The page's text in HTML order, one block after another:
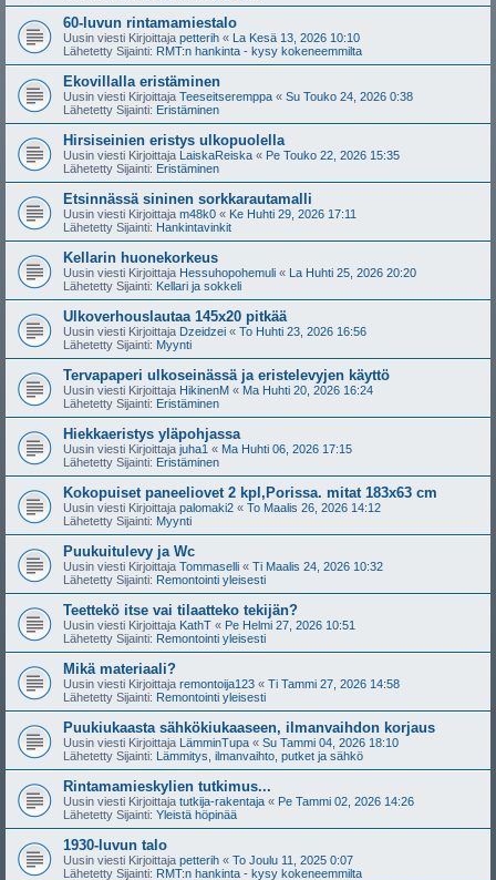
60-luvun rintamamiestalo
Uusin viesti Kirjoittaja petterih « La Kesä 13, 2026 10:10
Lähetetty Sijainti: RMT:n hankinta - kysy kokeneemmilta
Ekovillalla eristäminen
Uusin viesti Kirjoittaja Teeseitseremppa « Su Touko 24, 2026 0:38
Lähetetty Sijainti: Eristäminen
Hirsiseinien eristys ulkopuolella
Uusin viesti Kirjoittaja LaiskaReiska « Pe Touko 22, 2026 15:35
Lähetetty Sijainti: Eristäminen
Etsinnässä sininen sorkkarautamalli
Uusin viesti Kirjoittaja m48k0 « Ke Huhti 29, 2026 17:11
Lähetetty Sijainti: Hankintavinkit
Kellarin huonekorkeus
Uusin viesti Kirjoittaja Hessuhopohemuli « La Huhti 25, 2026 20:20
Lähetetty Sijainti: Kellari ja sokkeli
Ulkoverhouslautaa 145x20 pitkää
Uusin viesti Kirjoittaja Dzeidzei « To Huhti 23, 2026 16:56
Lähetetty Sijainti: Myynti
Tervapaperi ulkoseinässä ja eristelevyjen käyttö
Uusin viesti Kirjoittaja HikinenM « Ma Huhti 20, 2026 16:24
Lähetetty Sijainti: Eristäminen
Hiekkaeristys yläpohjassa
Uusin viesti Kirjoittaja juha1 « Ma Huhti 06, 2026 17:15
Lähetetty Sijainti: Eristäminen
Kokopuiset paneeliovet 2 kpl,Porissa. mitat 183x63 cm
Uusin viesti Kirjoittaja palomaki2 « To Maalis 26, 2026 14:12
Lähetetty Sijainti: Myynti
Puukuitulevy ja Wc
Uusin viesti Kirjoittaja Tommaselli « Ti Maalis 24, 2026 10:32
Lähetetty Sijainti: Remontointi yleisesti
Teettekö itse vai tilaatteko tekijän?
Uusin viesti Kirjoittaja KathT « Pe Helmi 27, 2026 10:51
Lähetetty Sijainti: Remontointi yleisesti
Mikä materiaali?
Uusin viesti Kirjoittaja remontoija123 « Ti Tammi 27, 2026 14:58
Lähetetty Sijainti: Remontointi yleisesti
Puukiukaasta sähkökiukaaseen, ilmanvaihdon korjaus
Uusin viesti Kirjoittaja LämminTupa « Su Tammi 04, 2026 18:10
Lähetetty Sijainti: Lämmitys, ilmanvaihto, putket ja sähkö
Rintamamieskylien tutkimus...
Uusin viesti Kirjoittaja tutkija-rakentaja « Pe Tammi 02, 2026 14:26
Lähetetty Sijainti: Yleistä höpinää
1930-luvun talo
Uusin viesti Kirjoittaja petterih « To Joulu 11, 2025 0:07
Lähetetty Sijainti: RMT:n hankinta - kysy kokeneemmilta